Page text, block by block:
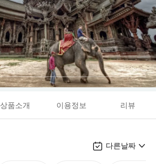
상품소개 이용정보 리뷰
다른날짜